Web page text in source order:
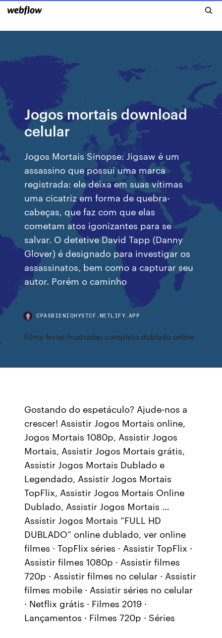
Jogos mortais download
celular
Jogos Mortais Sinopse: Jigsaw é um
assassino que possui uma marca
registrada: ele deixa em suas vítimas
uma cicatriz em forma de quebra-
cabeças, que faz com que elas
cometam atos igonizantes para se
salvar. O detetive David Tapp (Danny
Glover) é designado para investigar os
assassinatos, bem como a capturar seu
autor. Porém o caminho
CPASBIENIQHYSTCF.NETLIFY.APP
Filme ferias frustradas completo dublado online
Gostando do espetáculo? Ajude-nos a
crescer! Assistir Jogos Mortais online,
Jogos Mortais 1080p, Assistir Jogos
Mortais, Assistir Jogos Mortais grátis,
Assistir Jogos Mortais Dublado e
Legendado, Assistir Jogos Mortais
TopFlix, Assistir Jogos Mortais Online
Dublado, Assistir Jogos Mortais …
Assistir Jogos Mortais ”FULL HD
DUBLADO” online dublado, ver online
filmes · TopFlix séries · Assistir TopFlix ·
Assistir filmes 1080p · Assistir filmes
720p · Assistir filmes no celular · Assistir
filmes mobile · Assistir séries no celular
· Netflix grátis · Filmes 2019 ·
Lançamentos · Filmes 720p · Séries